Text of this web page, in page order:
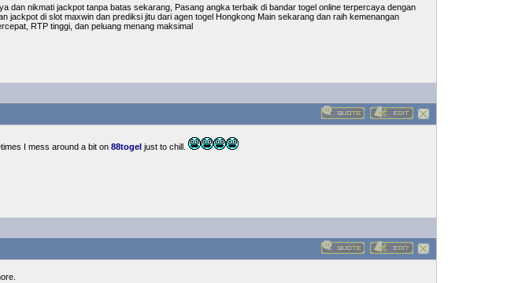
dan nikmati jackpot tanpa batas sekarang, Pasang angka terbaik di bandar togel online terpercaya dengan
jackpot di slot maxwin dan prediksi jitu dari agen togel Hongkong Main sekarang dan raih kemenangan
RTP tinggi, dan peluang menang maksimal
I mess around a bit on 88togel just to chill.